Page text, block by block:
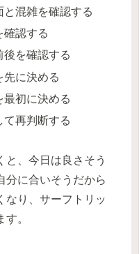
混雑を確認する
確認する
を確認する
先に決める
最初に決める
再判断する
と、今日は良さそう
分に合いそうだから
なり、サーフトリッ
。